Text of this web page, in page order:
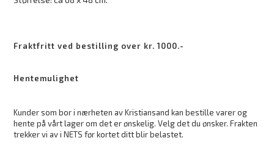
Fraktfritt ved bestilling over kr. 1000.-
Hentemulighet
Kunder som bor i nærheten av Kristiansand kan bestille varer og
hente på vårt lager om det er ønskelig. Velg det du ønsker. Frakten
trekker vi av i NETS før kortet ditt blir belastet.